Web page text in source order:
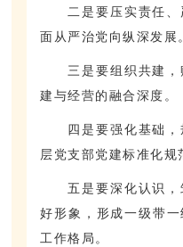
二是要压实责任
面从严治党向纵深发展。
三是要组织共建
建与经营的融合深度。
四是要强化基础
层党支部党建标准化规
五是要深化认识
好形象，形成一级带
工作格局。